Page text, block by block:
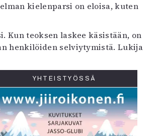
kielenparsi on eloisa, kuten
Kun teoksen laskee käsistään, on
henkilöiden selviytymistä. Lukija
YHTEISTYÖSSÄ